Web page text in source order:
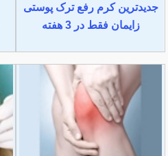
جدیدترین کرم رفع ترک پوستی
زایمان فقط در 3 هفته